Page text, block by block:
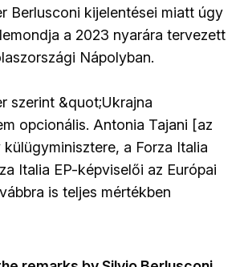
Berlusconi kijelentései miatt úgy
a 2023 nyarára tervezett
Nápolyban.
szerint &quot;Ukrajna
opcionális. Antonia Tajani [az
a Forza Italia
Italia EP-képviselői az Európai
is teljes mértékben